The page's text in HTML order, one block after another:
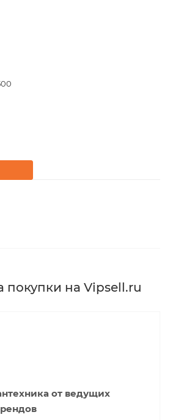
на Vipsell.ru
от ведущих